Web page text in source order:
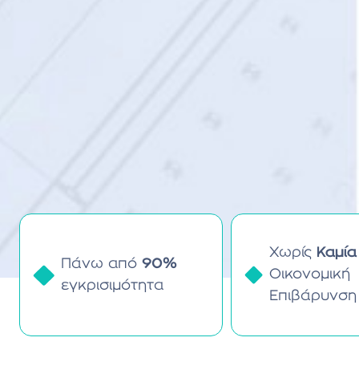
Πάνω από 90%
εγκρισιμότητα
Χωρίς Καμία
Οικονομική
Επιβάρυνση